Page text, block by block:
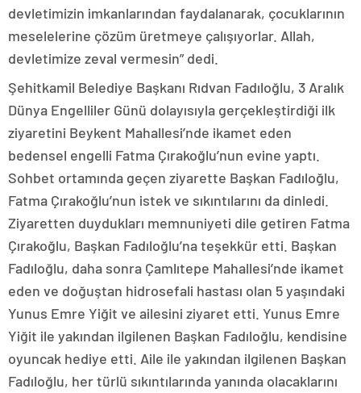
devletimizin imkanlarından faydalanarak, çocuklarının
meselelerine çözüm üretmeye çalışıyorlar. Allah,
devletimize zeval vermesin” dedi.
Şehitkamil Belediye Başkanı Rıdvan Fadıloğlu, 3 Aralık
Dünya Engelliler Günü dolayısıyla gerçekleştirdiği ilk
ziyaretini Beykent Mahallesi’nde ikamet eden
bedensel engelli Fatma Çırakoğlu’nun evine yaptı.
Sohbet ortamında geçen ziyarette Başkan Fadıloğlu,
Fatma Çırakoğlu’nun istek ve sıkıntılarını da dinledi.
Ziyaretten duydukları memnuniyeti dile getiren Fatma
Çırakoğlu, Başkan Fadıloğlu’na teşekkür etti. Başkan
Fadıloğlu, daha sonra Çamlıtepe Mahallesi’nde ikamet
eden ve doğuştan hidrosefali hastası olan 5 yaşındaki
Yunus Emre Yiğit ve ailesini ziyaret etti. Yunus Emre
Yiğit ile yakından ilgilenen Başkan Fadıloğlu, kendisine
oyuncak hediye etti. Aile ile yakından ilgilenen Başkan
Fadıloğlu, her türlü sıkıntılarında yanında olacaklarını